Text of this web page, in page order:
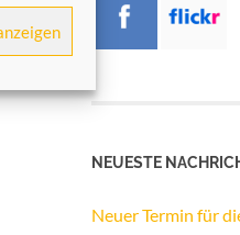
NEUESTE
Neuer Termin für